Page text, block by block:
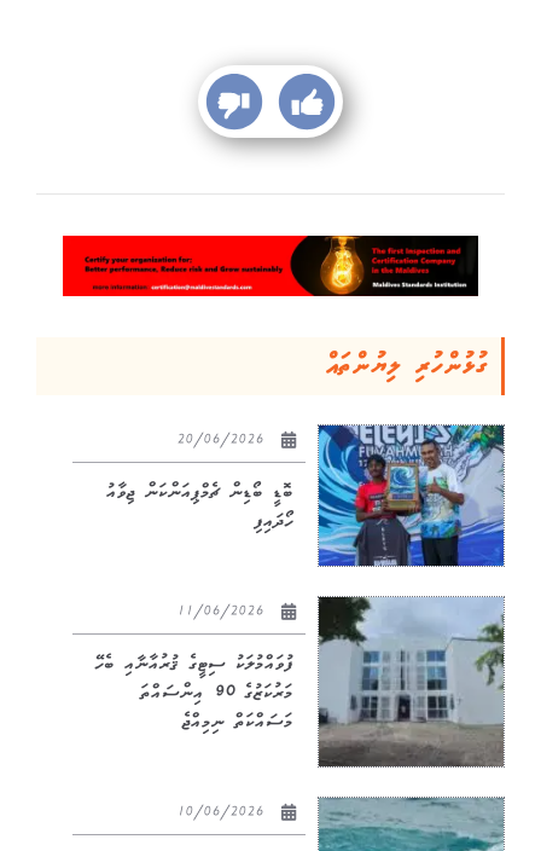
ގުޅުންހުރި ލިޔުންތައް
ބޮޑީ ބޯޑިން ޗެމްޕިއަންކަން ޖިވާއު
ހޯދައިފި
ފުވައްމުލަކު ސިޓީގެ ޤުރުއާނާއި ބެހޭ
މަރުކަޒުގެ 90 އިންސައްތަ
މަސައްކަތް ނިމިއްޖެ